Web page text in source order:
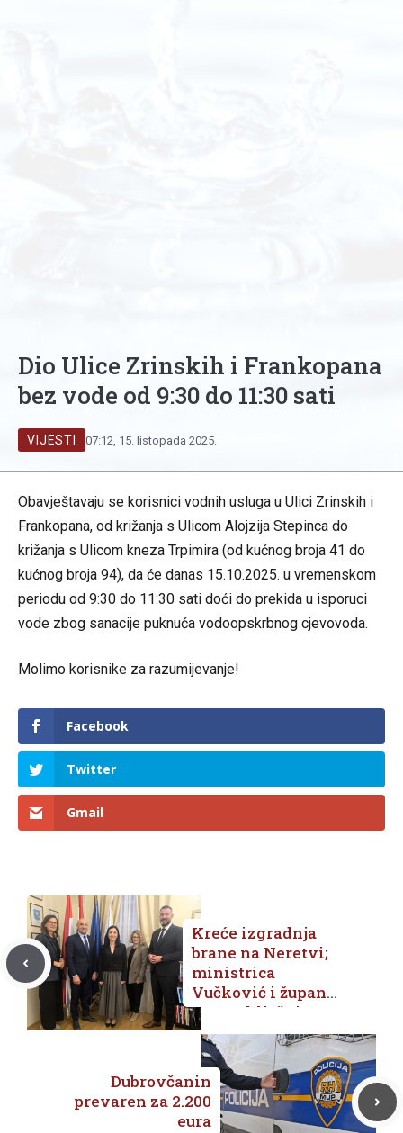
Dio Ulice Zrinskih i Frankopana
bez vode od 9:30 do 11:30 sati
VIJESTI 07:12, 15. listopada 2025.
Obavještavaju se korisnici vodnih usluga u Ulici Zrinskih i
Frankopana, od križanja s Ulicom Alojzija Stepinca do
križanja s Ulicom kneza Trpimira (od kućnog broja 41 do
kućnog broja 94), da će danas 15.10.2025. u vremenskom
periodu od 9:30 do 11:30 sati doći do prekida u isporuci
vode zbog sanacije puknuća vodoopskrbnog cjevovoda.
Molimo korisnike za razumijevanje!
Facebook
Twitter
Gmail
Kreće izgradnja
brane na Neretvi;
ministrica
Vučković i župan
Pezo o ključnim
projektima u
Dubrovačko-
neretvanskoj
županiji
Dubrovčanin
prevaren za 2.200
eura